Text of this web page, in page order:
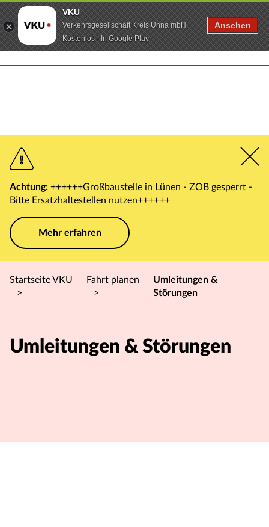
Achtung: ++++++Großbaustelle in Lünen - ZOB gesperrt -
Bitte Ersatzhaltestellen nutzen++++++
Mehr erfahren
Startseite VKU
>
Fahrt planen
>
Umleitungen &
Störungen
Umleitungen & Störungen
VKU
Verkehrsgesellschaft Kreis Unna mbH
Kostenlos - In Google Play
Ansehen